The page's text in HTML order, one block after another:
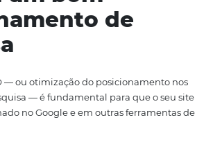
dos hábitos identificados na
e o encantamento
uma ação e concluir a reserva.
muito a